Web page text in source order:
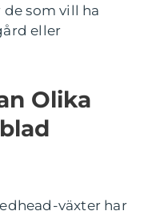
som vill ha
eller
Olika
växter har